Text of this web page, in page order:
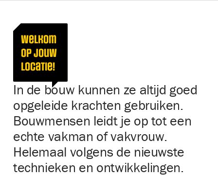
In de bouw kunnen ze altijd goed
opgeleide krachten gebruiken.
Bouwmensen leidt je op tot een
echte vakman of vakvrouw.
Helemaal volgens de nieuwste
technieken en ontwikkelingen.
Welkom
op jouw
locatie!